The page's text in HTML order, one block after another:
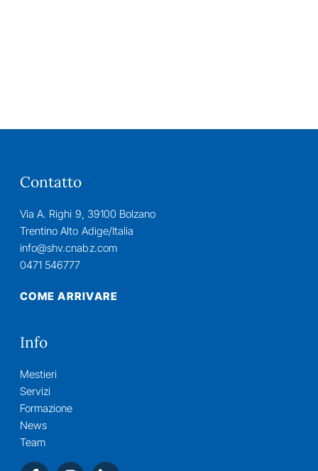
Contatto
Via A. Righi 9, 39100 Bolzano
Trentino Alto Adige/Italia
info@shv.cnabz.com
0471 546777
COME ARRIVARE
Info
Mestieri
Servizi
Formazione
News
Team